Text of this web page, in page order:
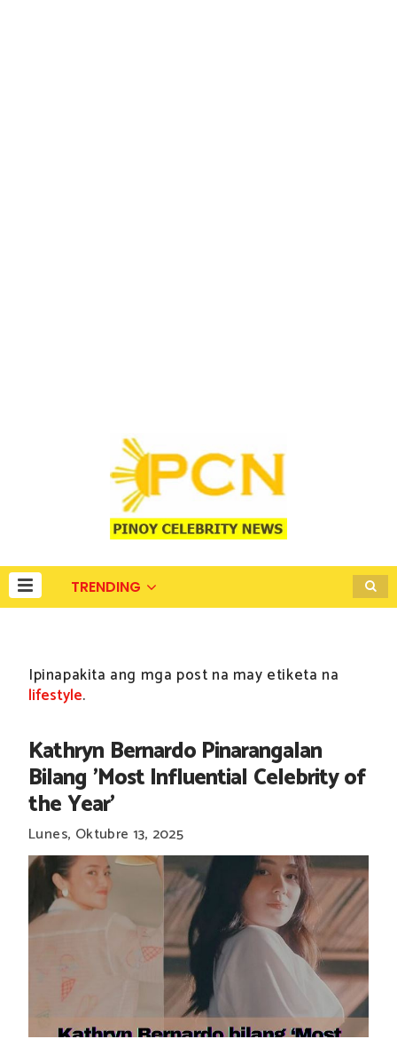
TRENDING
Ipinapakita ang mga post na may etiketa na
lifestyle.
Kathryn Bernardo Pinarangalan
Bilang 'Most Influential Celebrity of
the Year'
Lunes, Oktubre 13, 2025